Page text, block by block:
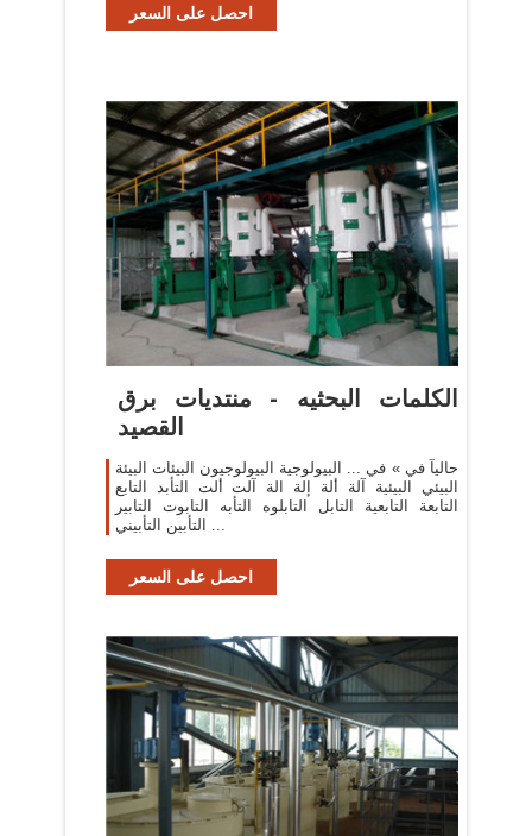
احصل على السعر
الكلمات البحثيه - منتديات برق
القصيد
حاليآ في » في ... البيولوجية البيولوجيون البيئات البيئة
البيئي البيئية آلة ألة إلة الة آلت ألت التأبد التابع
التابعة التابعية التابل التابلوه التأبه التابوت التابير
التأبين التأبيني ...
احصل على السعر